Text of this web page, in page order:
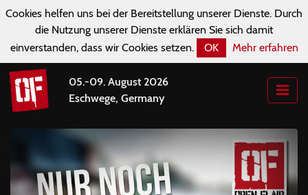
Cookies helfen uns bei der Bereitstellung unserer Dienste. Durch
die Nutzung unserer Dienste erklären Sie sich damit
einverstanden, dass wir Cookies setzen.
OK Mehr erfahren
05.-09. August 2026
Eschwege, Germany